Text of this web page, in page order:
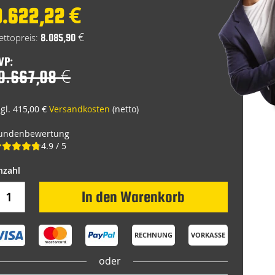
€
8.085,90 €
€
415,00 € Versandkosten (netto)
4.9 / 5
In den Warenkorb
RECHNUNG VORKASSE
oder